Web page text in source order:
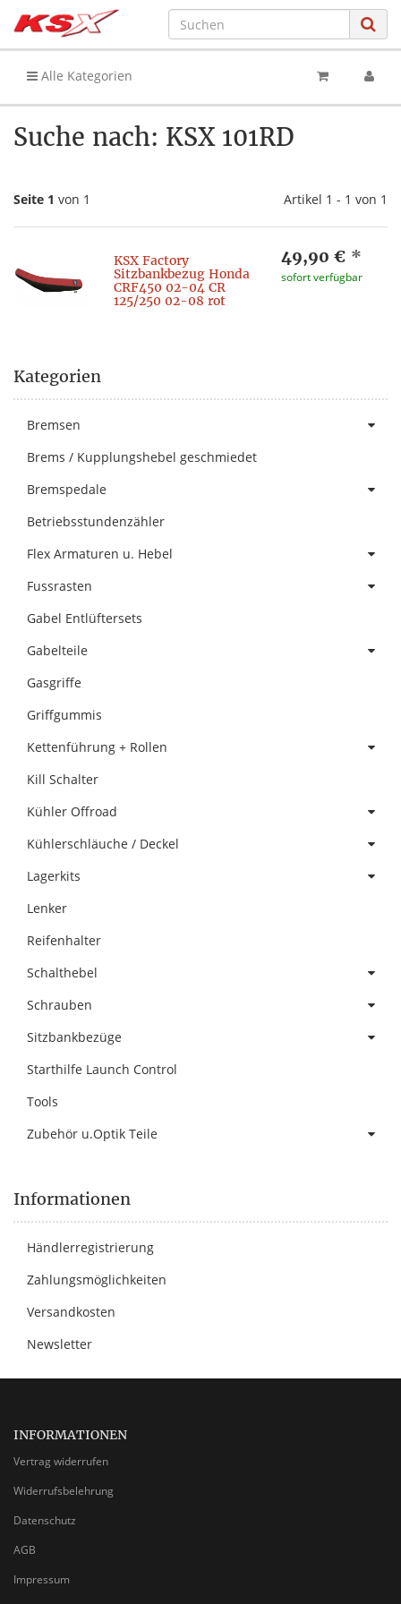
Alle Kategorien
Suche nach: KSX 101RD
Seite 1 von 1 Artikel 1 - 1 von 1
KSX Factory
Sitzbankbezug Honda
CRF450 02-04 CR
125/250 02-08 rot
49,90 € *
sofort verfügbar
Kategorien
Bremsen
Brems / Kupplungshebel geschmiedet
Bremspedale
Betriebsstundenzähler
Flex Armaturen u. Hebel
Fussrasten
Gabel Entlüftersets
Gabelteile
Gasgriffe
Griffgummis
Kettenführung + Rollen
Kill Schalter
Kühler Offroad
Kühlerschläuche / Deckel
Lagerkits
Lenker
Reifenhalter
Schalthebel
Schrauben
Sitzbankbezüge
Starthilfe Launch Control
Tools
Zubehör u.Optik Teile
Informationen
Händlerregistrierung
Zahlungsmöglichkeiten
Versandkosten
Newsletter
INFORMATIONEN
Vertrag widerrufen
Widerrufsbelehrung
Datenschutz
AGB
Impressum